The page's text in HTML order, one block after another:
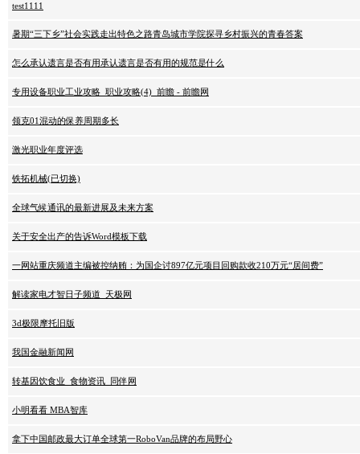
test1111
暑期“三下乡”社会实践走出特色之路青岛城市学院探寻乡村振兴的青春答案
怎么承认遗言是否有用承认遗言是否有用的规范是什么
专用设备职业工业攻略_职业攻略(4)_前瞻 - 前瞻网
领克01混动的保养周期多长
激光职业年度评选
铁拓机械(已切换)
全球气候通讯的最新进展及未来方案
关于安全出产的告诉Word模板下载
一网站重庆频道主编被控纳贿：为国企讨897亿元项目回购款收210万元“居间费”
解读家电才智日子频道_天极网
3d极限摩托旧版
我国金融新闻网
转基因饮食业_食物资讯_同伴网
小明看看 MBA智库
拿下中国邮政最大订单全球第一RoboVan品牌的布局野心